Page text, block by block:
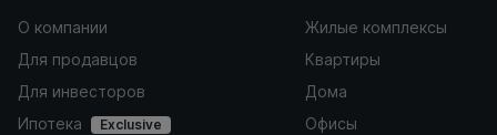
О компании
Для продавцов
Для инвесторов
Ипотека
Exclusive
Жилые комплексы
Квартиры
Дома
Офисы